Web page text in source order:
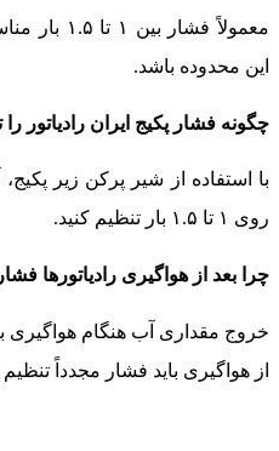
معمولاً
این محدوده باشد.
چگونه فشار پکیج ایران رادیاتور
با استفاده از شیر پرکن زیر
روی ۱ تا ۱.۵ بار تنظیم کنید.
چرا بعد از هواگیری رادیاتورها
خروج مقداری آب هنگام
از هواگیری باید فشار مجدداً